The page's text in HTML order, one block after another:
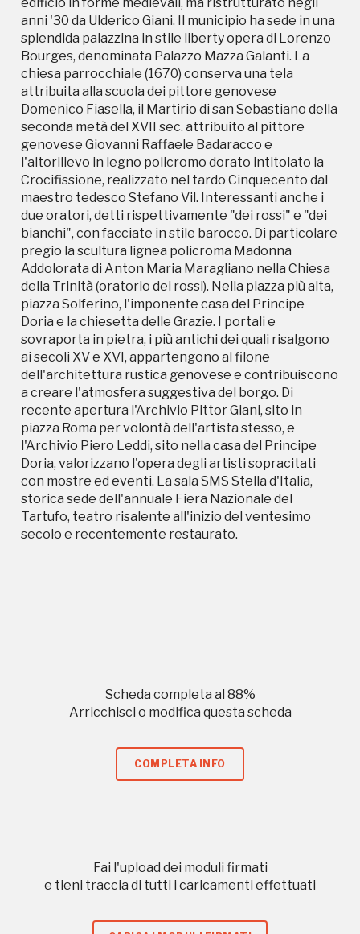
anni '30 da Ulderico Giani. Il municipio ha sede in una
splendida palazzina in stile liberty opera di Lorenzo
Bourges, denominata Palazzo Mazza Galanti. La
chiesa parrocchiale (1670) conserva una tela
attribuita alla scuola dei pittore genovese
Domenico Fiasella, il Martirio di san Sebastiano della
seconda metà del XVII sec. attribuito al pittore
genovese Giovanni Raffaele Badaracco e
l'altorilievo in legno policromo dorato intitolato la
Crocifissione, realizzato nel tardo Cinquecento dal
maestro tedesco Stefano Vil. Interessanti anche i
due oratori, detti rispettivamente "dei rossi" e "dei
bianchi", con facciate in stile barocco. Di particolare
pregio la scultura lignea policroma Madonna
Addolorata di Anton Maria Maragliano nella Chiesa
della Trinità (oratorio dei rossi). Nella piazza più alta,
piazza Solferino, l'imponente casa del Principe
Doria e la chiesetta delle Grazie. I portali e
sovraporta in pietra, i più antichi dei quali risalgono
ai secoli XV e XVI, appartengono al filone
dell'architettura rustica genovese e contribuiscono
a creare l'atmosfera suggestiva del borgo. Di
recente apertura l'Archivio Pittor Giani, sito in
piazza Roma per volontà dell'artista stesso, e
l'Archivio Piero Leddi, sito nella casa del Principe
Doria, valorizzano l'opera degli artisti sopracitati
con mostre ed eventi. La sala SMS Stella d'Italia,
storica sede dell'annuale Fiera Nazionale del
Tartufo, teatro risalente all'inizio del ventesimo
secolo e recentemente restaurato.
Scheda completa al 88%
Arricchisci o modifica questa scheda
COMPLETA INFO
Fai l'upload dei moduli firmati
e tieni traccia di tutti i caricamenti effettuati
bianchi", con facciate in stile barocco. Di particolare
pregio la scultura lignea policroma Madonna
Addolorata di Anton Maria Maragliano nella Chiesa
della Trinità (oratorio dei rossi). Nella piazza più alta,
piazza Solferino, l'imponente casa del Principe
Doria e la chiesetta delle Grazie. I portali e
sovraporta in pietra, i più antichi dei quali risalgono
ai secoli XV e XVI, appartengono al filone
dell'architettura rustica genovese e contribuiscono
a creare l'atmosfera suggestiva del borgo. Di
recente apertura l'Archivio Pittor Giani, sito in
piazza Roma per volontà dell'artista stesso, e
l'Archivio Piero Leddi, sito nella casa del Principe
Doria, valorizzano l'opera degli artisti sopracitati
con mostre ed eventi. La sala SMS Stella d'Italia,
storica sede dell'annuale Fiera Nazionale del
Tartufo, teatro risalente all'inizio del ventesimo
secolo e recentemente restaurato.
Campagne in corso in questo
luogo
luogo